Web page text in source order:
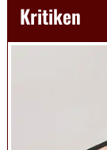
Kritiken